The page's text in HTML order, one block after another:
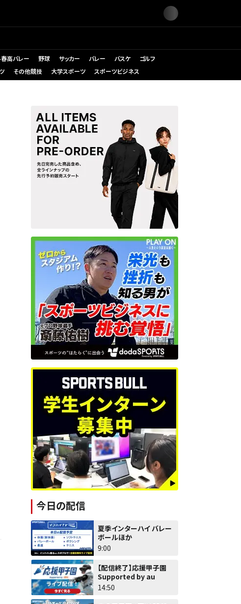
高バレー 野球 サッカー バレー バスケ
ゴルフ
その他競技 大学スポーツ スポーツビジネス
今日の配信
夏季インターハイ バレー
ボールほか
9:00
【配信終了】応援甲子園
Supported by au
14:50